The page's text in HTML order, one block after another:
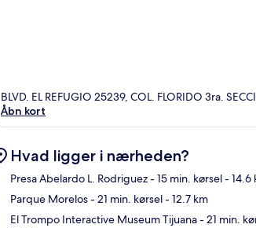
BLVD. EL REFUGIO 25239, COL. FLORIDO 3ra.
Åbn kort
Hvad ligger i nærheden?
Presa Abelardo L. Rodriguez- 15 min. kørsel- 14.6
Parque Morelos- 21 min. kørsel- 12.7 km
El Trompo Interactive Museum Tijuana- 21 min.